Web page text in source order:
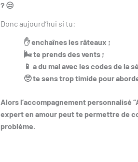
? 😒
Donc aujourd’hui si tu:
✋ enchaînes les râteaux ;
🌬️ te prends des vents ;
📱 a du mal avec les codes de la
🥺 te sens trop timide pour
Alors l’accompagnement personnalisé
expert en amour peut te permettre de
problème.